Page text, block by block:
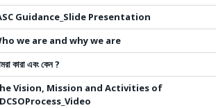
Guidance_Slide Presentation
we are and why we are
কারা এবং কেন ?
Vision, Mission and Activities of